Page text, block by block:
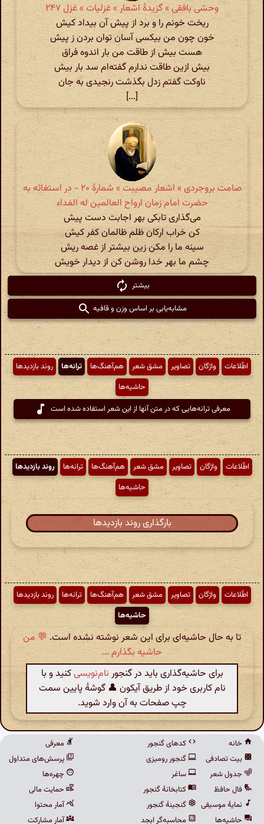
وحشی بافقی » گزیدهٔ اشعار » غزلیات » غزل ۲۴۷
ریخت خونم را و برد از پیش آن بیداد کیش
خون چون من بیکسی آسان توان بردن ز پیش
هست بیش از طاقت من بار اندوه فراق
بیش ازین طاقت ندارم گفته‌ام سد بار بیش
ناوکت گفتم زدل بگذشت رنجیدی به جان
[...]
صامت بروجردی » اشعار مصیبت » شمارهٔ ۲۰ - در استغاثه به
حضرت امام زمان ارواح العالمین له الفداء
می‌گذاری تابکی بهر اجابت دست پیش
کن خراب ارکان ظلم ظالمان کفر کیش
سینه ما را مکن زین بیشتر از غصه ریش
چشم ما بهر خدا روشن کن از دیدار خویش
بیشتر
مشابه‌یابی بر اساس وزن و قافیه
اطّلاعات واژگان تصاویر مشق شعر هم‌آهنگ‌ها ترانه‌ها
روند بازدیدها
حاشیه‌ها
معرفی ترانه‌هایی که در متن آنها از این شعر استفاده شده است
اطّلاعات واژگان تصاویر مشق شعر هم‌آهنگ‌ها ترانه‌ها
روند بازدیدها
حاشیه‌ها
بارگذاری روند بازدیدها
اطّلاعات واژگان تصاویر مشق شعر هم‌آهنگ‌ها ترانه‌ها
روند بازدیدها
حاشیه‌ها
تا به حال حاشیه‌ای برای این شعر نوشته نشده است. 💬 من
حاشیه بگذارم ...
برای حاشیه‌گذاری باید در گنجور نام‌نویسیکنید و با
نام کاربری خود از طریق آیکون 👤 گوشهٔ پایین سمت
چپ صفحات به آن وارد شوید.
خانه
بیت تصادفی
جدول شعر
فال حافظ
نمایهٔ موسیقی
حاشیه‌ها
کدهای گنجور
گنجور رومیزی
ساغر
کتابخانهٔ گنجور
گنجینهٔ گنجور
محاسبه‌گر ابجد
معرفی
پرسش‌های متداول
چهره‌ها
حمایت مالی
آمار محتوا
آمار مشارکت